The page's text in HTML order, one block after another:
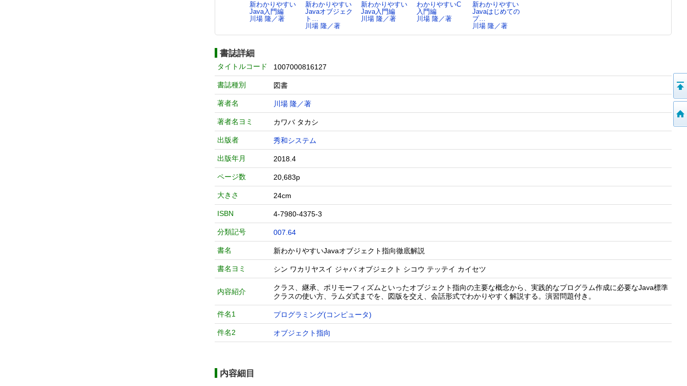
新わかりやすい
Java入門編
川場 隆／著
新わかりやすい
Javaオブジェク
ト…
川場 隆／著
新わかりやすい
Java入門編
川場 隆／著
わかりやすいC
入門編
川場 隆／著
新わかりやすい
Javaはじめての
プ…
川場 隆／著
書誌詳細
タイトルコード 1007000816127
書誌種別 図書
著者名 川場 隆／著
著者名ヨミ カワバ タカシ
出版者 秀和システム
出版年月 2018.4
ページ数 20,683p
大きさ 24cm
ISBN 4-7980-4375-3
分類記号 007.64
書名 新わかりやすいJavaオブジェクト指向徹底解説
書名ヨミ シン ワカリヤスイ ジャバ オブジェクト シコウ テッテイ カイセツ
内容紹介
クラス、継承、ポリモーフィズムといったオブジェクト指向の主要な概念から、実践的なプログラム作成に必要なJava標準
クラスの使い方、ラムダ式までを、図版を交え、会話形式でわかりやすく解説する。演習問題付き。
件名1 プログラミング(コンピュータ)
件名2 オブジェクト指向
内容細目